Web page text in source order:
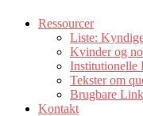
Ressourcer
Liste:
Kvinder og
Institutionelle
Tekster om
Brugbare
Kontakt